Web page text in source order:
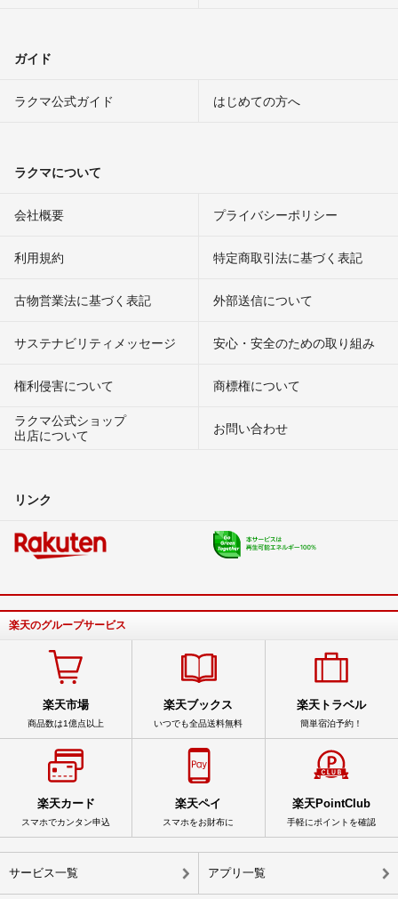
ガイド
ラクマ公式ガイド はじめての方へ
ラクマについて
会社概要 プライバシーポリシー
利用規約 特定商取引法に基づく表記
古物営業法に基づく表記 外部送信について
サステナビリティメッセージ 安心・安全のための取り組み
権利侵害について
商標権について
ラクマ公式ショップ
出店について
お問い合わせ
リンク
楽天のグループサービス
楽天市場
商品数は1億点以上
楽天ブックス
いつでも全品送料無料
楽天トラベル
簡単宿泊予約！
楽天カード
スマホでカンタン申込
楽天ペイ
スマホをお財布に
楽天PointClub
手軽にポイントを確認
サービス一覧 アプリ一覧